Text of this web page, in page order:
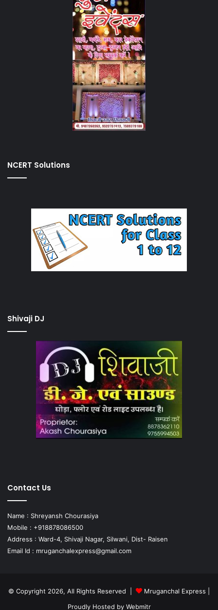
NCERT Solutions
Shivaji DJ
Contact Us
Name : Shreyansh Chourasiya
Mobile : +918878086500
Address : Ward-4, Shivaji Nagar, Silwani, Dist- Raisen
Email Id : mruganchalexpress@gmail.com
© Copyright 2026, All Rights Reserved | Mruganchal Express
Proudly Hosted by Webmitr